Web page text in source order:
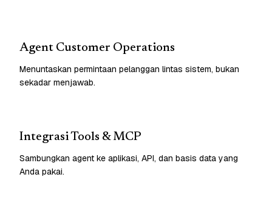
Agent Customer Operations
Menuntaskan permintaan pelanggan lintas sistem, bukan
sekadar menjawab.
Integrasi Tools & MCP
Sambungkan agent ke aplikasi, API, dan basis data yang
Anda pakai.